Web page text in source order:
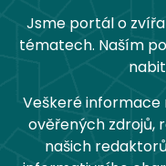
Jsme portál o
tématech. Naším
Veškeré informace
ověřených zdrojů,
našich